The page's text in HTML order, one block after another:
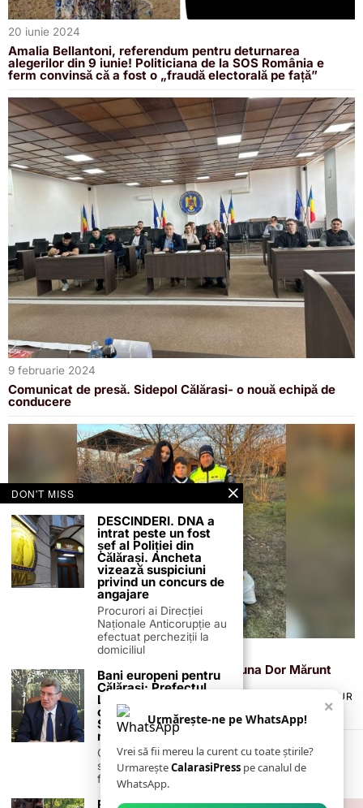
20 iunie 2024
Amalia Bellantoni, referendum pentru deturnarea
alegerilor din 9 iunie! Politiciana de la SOS România e
ferm convinsă că a fost o „fraudă electorală pe față”
9 februarie 2024
Comunicat de presă. Sidepol Călărasi- o nouă echipă de
conducere
Marele vis al unui mic fotbalist din comuna Dor Mărunt
TERMENI ȘI CONDIȚII
POLITICA DE ANULARE & RETUR
PUBLICITATE ONLINE & TIPĂRITĂ
CONTACT
ZIARUL ANUNȚUL CĂLĂRĂȘEAN
×
Urmărește-ne pe WhatsApp!
Vrei să fii mereu la curent cu toate știrile?
UrmareșteCalarasiPress pe canalul de
WhatsApp.
DON'T MISS
DESCINDERI. DNA a
intrat peste un fost
șef al Poliției din
Călărași. Ancheta
vizează suspiciuni
privind un concurs de
angajare
Procurori ai Direcției
Naționale Anticorupție au
efectuat percheziții la
domiciliul
Bani europeni pentru
Călărași: Prefectul
Laurențiu State anunță
colaborarea cu ADR
Sud-Muntenia pentru
noi finanțări
Călărașul se pregătește
să intre pe harta
finanțărilor europene, cu
Femeie înjunghiată de